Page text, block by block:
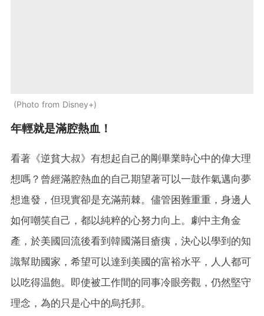
Photo from Disney+
年輕就是滿腔熱血！
看著《逆貧大叔》有想起自己的剛畢業時心中的偉大理
想嗎？曾經滿腔熱血的自己期望著可以一鼓作氣邁向夢
想進發，但現實卻是充滿荊棘。儘管困難重重，身邊人
如何嘲笑自己，都以純粹的心努力向上。劇中主角金
產，於美國回流後看到韓國滿目瘡痍，決心以學到的知
識幫助國家，希望可以達到美國的富裕水平，人人都可
以吃得温飽。即使被工作間的同事冷眼旁觀，仍然堅守
理念，為的只是心中的烏托邦。